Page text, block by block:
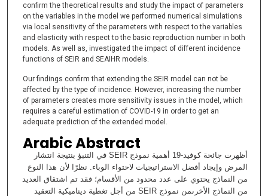
confirm the theoretical results and study the impact of parameters
on the variables in the model we performed numerical simulations
via local sensitivity of the parameters with respect to the variables
and elasticity with respect to the basic reproduction number in both
models. As well as, investigated the impact of different incidence
functions of SEIR and SEAIHR models.
Our findings confirm that extending the SEIR model can not be
affected by the type of incidence. However, increasing the number
of parameters creates more sensitivity issues in the model, which
requires a careful estimation of COVID-19 in order to get an
adequate prediction of the extended model.
Arabic Abstract
أظهرت جائحة كوفيد-19‏ أهمية نموذج SEIR في التنبؤ بنتيجة انتشار
المرض وإيجاد أفضل الاستراتيجيات لاحتواء الوباء. نظرًا لأن هذا النوع
من النماذج يحتوي على عدد محدود من الأقسام؛ فقد تم اشتقاق العديد
من النماذج الأخرىمن نموذج SEIR من أجل تغطية ديناميكية التعقيد